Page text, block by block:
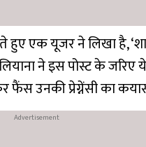
हुए एक यूजर ने लिखा है,
ने इस पोस्ट के
फैंस उनकी प्रेग्नेंसी का